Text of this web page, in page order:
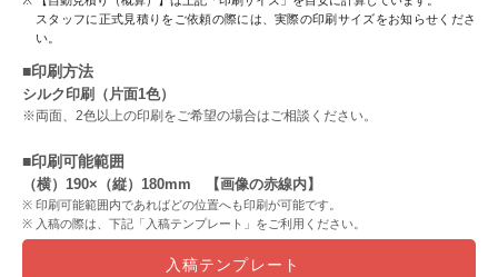
スタッフに正式見積りをご依頼の際には、実際の印刷サイズをお知らせくださ
い。
■印刷方法
シルク印刷（片面1色）
※両面、2色以上の印刷をご希望の場合はご相談ください。
■印刷可能範囲
（横）190×（縦）180mm 【画像の赤線内】
印刷可能範囲内であればどの位置へも印刷が可能です。
入稿の際は、下記「入稿テンプレート」をご利用ください。
入稿テンプレート